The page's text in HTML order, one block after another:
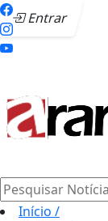
Entrar
Pesquisar Notícia
Início /